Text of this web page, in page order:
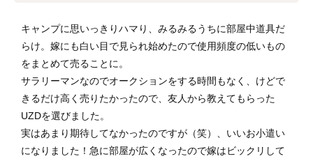
キャンプに思いっきりハマり、みるみるうちに部屋中道具だ
らけ。嫁にも白い目で見られ始めたので使用頻度の低いもの
をまとめて売ることに。
サラリーマンなのでオークションをする時間もなく、けどで
きるだけ高く売りたかったので、友人から教えてもらった
UZDを選びました。
実はあまり期待してなかったのですが（笑）、いいお小遣い
になりました！急に部屋が広くなったので嫁はビックリして